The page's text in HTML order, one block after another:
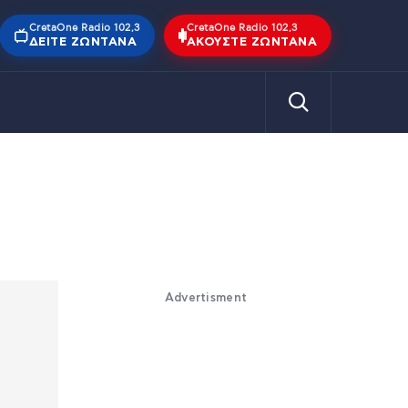
CretaOne Radio 102,3
ΔΕΊΤΕ ΖΩΝΤΑΝΆ
CretaOne Radio 102,3
ΑΚΟΎΣΤΕ ΖΩΝΤΑΝΆ
Advertisment